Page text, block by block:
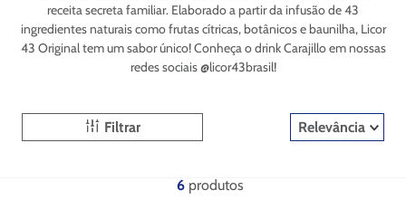
receita secreta familiar. Elaborado a partir da infusão de 43
ingredientes naturais como frutas cítricas, botânicos e baunilha, Licor
43 Original tem um sabor único! Conheça o drink Carajillo em nossas
redes sociais @licor43brasil!
Filtrar Relevância
6